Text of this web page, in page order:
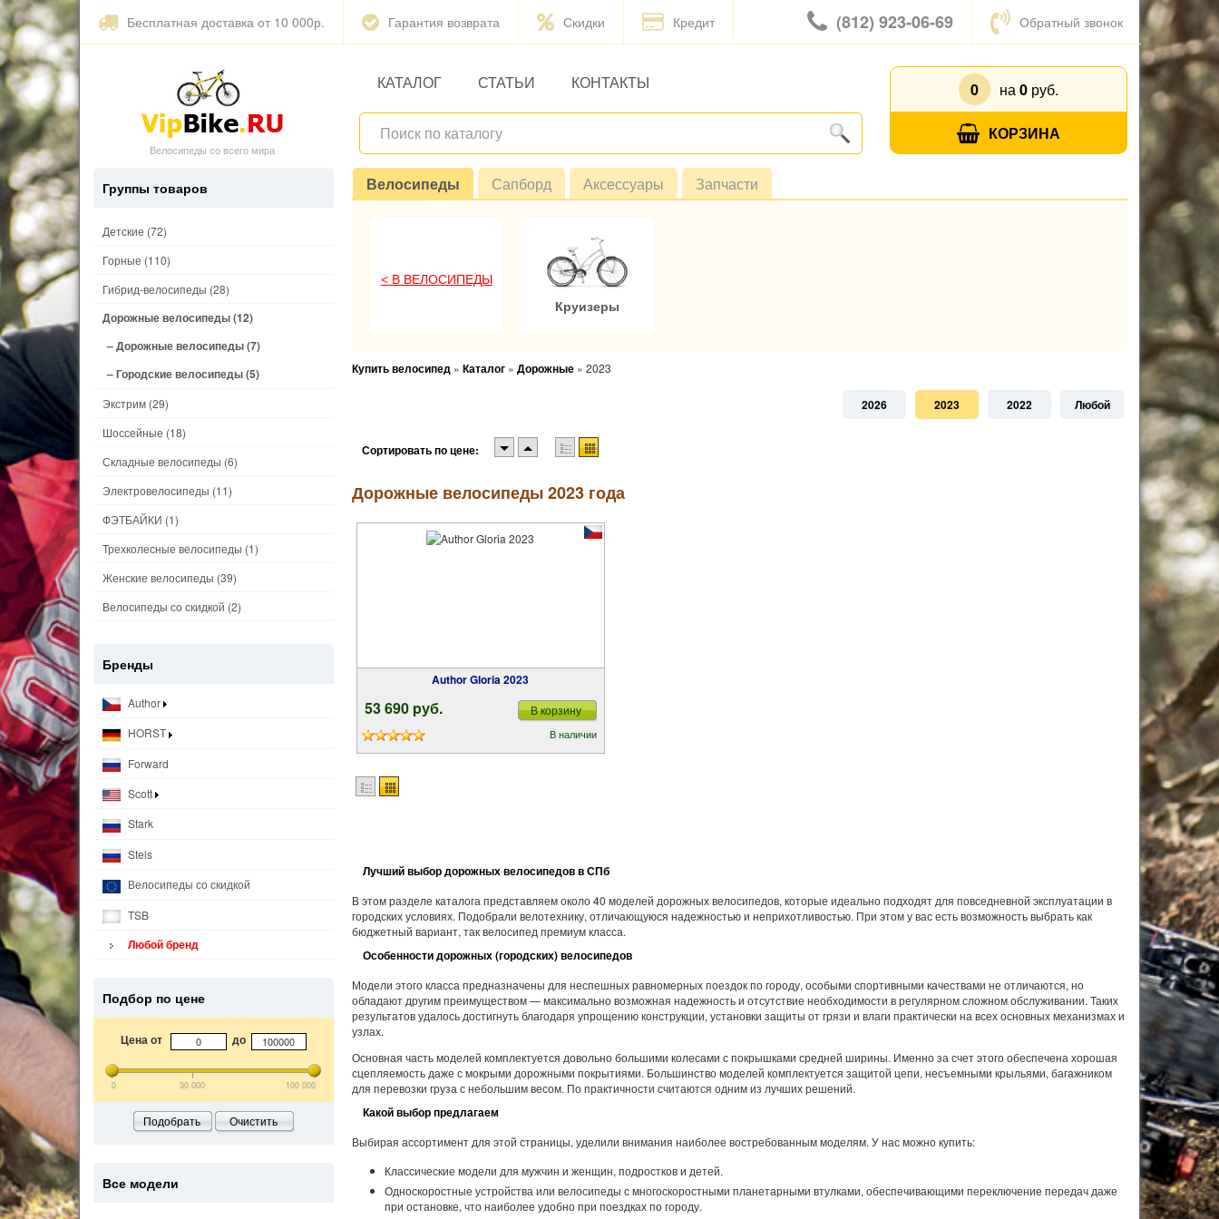
Бесплатная доставка от 10 000р. Гарантия возврата Скидки Кредит (812) 923-06-69 Обратный звонок
Велосипеды со всего мира
КАТАЛОГ СТАТЬИ КОНТАКТЫ 0 на 0руб.
КОРЗИНА
Велосипеды Сапборд Аксессуары Запчасти
< В ВЕЛОСИПЕДЫ
Круизеры
Купить велосипед » Каталог » Дорожные » 2023
2026 2023 2022 Любой
Сортировать по цене:
Дорожные велосипеды 2023 года
Author Gloria 2023
53 690 pуб. В корзину
В наличии
Лучший выбор дорожных велосипедов в СПб
В этом разделе каталога представляем около 40 моделей дорожных велосипедов, которые идеально подходят для повседневной эксплуатации в
городских условиях. Подобрали велотехнику, отличающуюся надежностью и неприхотливостью. При этом у вас есть возможность выбрать как
бюджетный вариант, так велосипед премиум класса.
Особенности дорожных (городских) велосипедов
Модели этого класса предназначены для неспешных равномерных поездок по городу, особыми спортивными качествами не отличаются, но
обладают другим преимуществом — максимально возможная надежность и отсутствие необходимости в регулярном сложном обслуживании. Таких
результатов удалось достигнуть благодаря упрощению конструкции, установки защиты от грязи и влаги практически на всех основных механизмах и
узлах.
Основная часть моделей комплектуется довольно большими колесами с покрышками средней ширины. Именно за счет этого обеспечена хорошая
сцепляемость даже с мокрыми дорожными покрытиями. Большинство моделей комплектуется защитой цепи, несъемными крыльями, багажником
для перевозки груза с небольшим весом. По практичности считаются одним из лучших решений.
Какой выбор предлагаем
Выбирая ассортимент для этой страницы, уделили внимания наиболее востребованным моделям. У нас можно купить:
Классические модели для мужчин и женщин, подростков и детей.
Односкоростные устройства или велосипеды с многоскоростными планетарными втулками, обеспечивающими переключение передач даже
при остановке, что наиболее удобно при поездках по городу.
Группы товаров
Детские (72)
Горные (110)
Гибрид-велосипеды (28)
Дорожные велосипеды(12)
– Дорожные велосипеды(7)
– Городские велосипеды(5)
Экстрим (29)
Шоссейные (18)
Складные велосипеды (6)
Электровелосипеды (11)
ФЭТБАЙКИ (1)
Трехколесные велосипеды (1)
Женские велосипеды (39)
Велосипеды со скидкой (2)
Бренды
Author
HORST
Forward
Scott
Stark
Stels
Велосипеды со скидкой
TSB
Любой бренд
Подбор по цене
Цена от до
0 30 000 100 000
Подобрать Очистить
Все модели